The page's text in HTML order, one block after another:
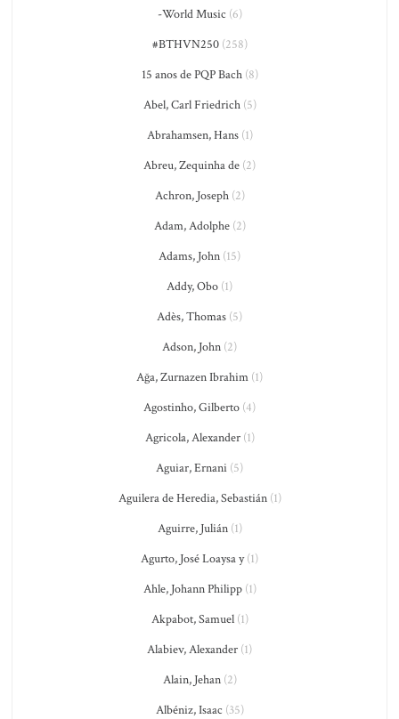
-World Music (6)
#BTHVN250(258)
15 anos de PQP Bach(8)
Abel, Carl Friedrich(5)
Abrahamsen, Hans(1)
Abreu, Zequinha de (2)
Achron, Joseph(2)
Adam, Adolphe(2)
Adams, John (15)
Addy, Obo (1)
Adès, Thomas (5)
Adson, John (2)
Ağa, Zurnazen Ibrahim (1)
Agostinho, Gilberto (4)
Agricola, Alexander(1)
Aguiar, Ernani (5)
Aguilera de Heredia, Sebastián(1)
Aguirre, Julián(1)
Agurto, José Loaysa y(1)
Ahle, Johann Philipp(1)
Akpabot, Samuel(1)
Alabiev, Alexander (1)
Alain, Jehan(2)
Albéniz, Isaac (35)